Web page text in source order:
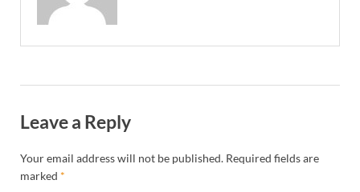
Leave a Reply
Your email address will not be published. Required fields are
marked *